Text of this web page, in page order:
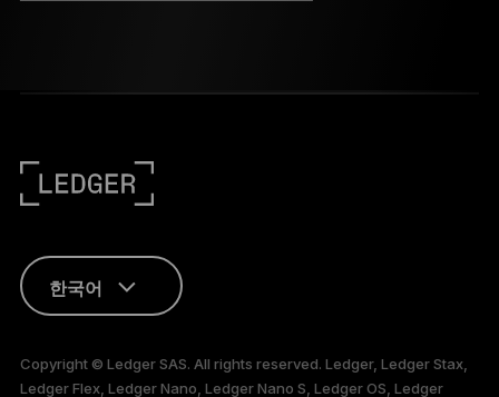
한국어
FRANÇAIS
Copyright © Ledger SAS. All rights reserved. Ledger, Ledger Stax,
Ledger Flex, Ledger Nano, Ledger Nano S, Ledger OS, Ledger